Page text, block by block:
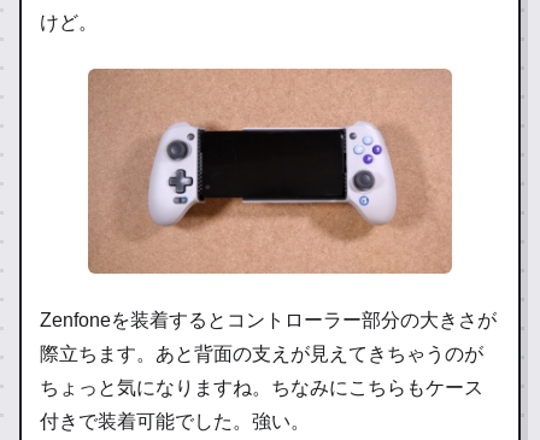
けど。
Zenfoneを装着するとコントローラー部分の大きさが
際立ちます。あと背面の支えが見えてきちゃうのが
ちょっと気になりますね。ちなみにこちらもケース
付きで装着可能でした。強い。